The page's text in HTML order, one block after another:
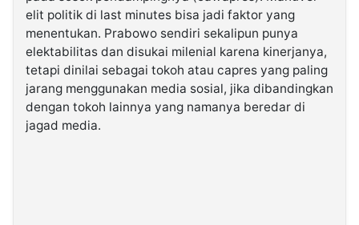
elit politik di last minutes bisa jadi faktor yang
menentukan. Prabowo sendiri sekalipun punya
elektabilitas dan disukai milenial karena kinerjanya,
tetapi dinilai sebagai tokoh atau capres yang paling
jarang menggunakan media sosial, jika dibandingkan
dengan tokoh lainnya yang namanya beredar di
jagad media.